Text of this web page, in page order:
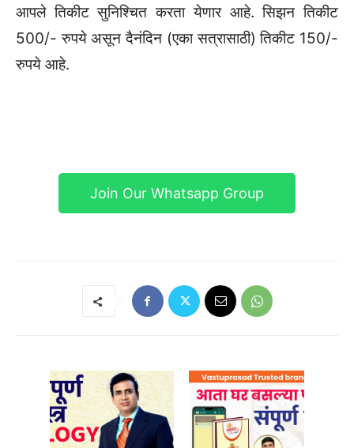
आपले तिकीट सुनिश्चित करता येणार आहे. सिझन तिकीट
500/- रुपये असून दैनंदिन (एका सत्रासाठी) तिकीट 150/-
रुपये आहे.
Join Our Whatsapp Group